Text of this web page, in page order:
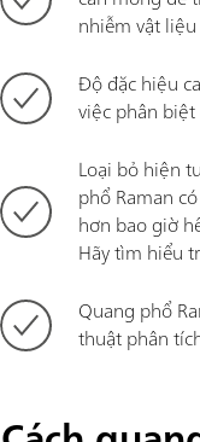
nhiễm vật
Độ đặc hiệu
việc phân
Loại bỏ hiện
phổ Raman
hơn bao giờ
Hãy tìm hiểu
Quang phổ
thuật phân